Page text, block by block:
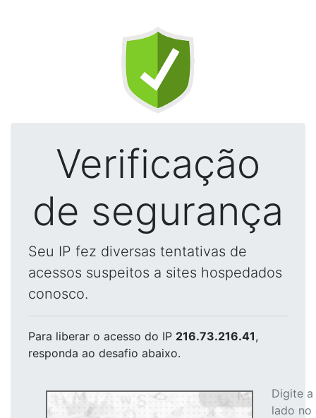
Verificação
de segurança
Seu IP fez diversas tentativas de
acessos suspeitos a sites hospedados
conosco.
Para liberar o acesso do IP 216.73.216.41,
responda ao desafio abaixo.
Digite
lado no